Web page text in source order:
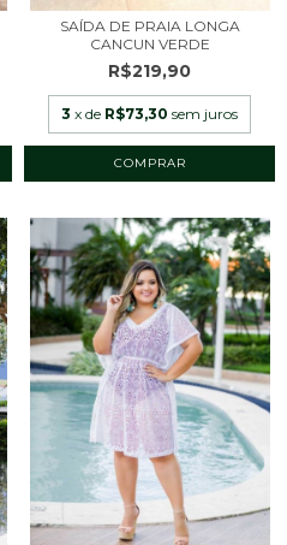
SAÍDA DE PRAIA LONGA
CANCUN VERDE
R$219,90
3 x de R$73,30 sem juros
COMPRAR